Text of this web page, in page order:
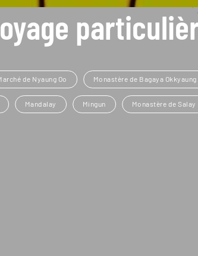
de Nyaung Oo Monastère de Bagaya Okkyaung
Mandalay Mingun Monastère de Salay